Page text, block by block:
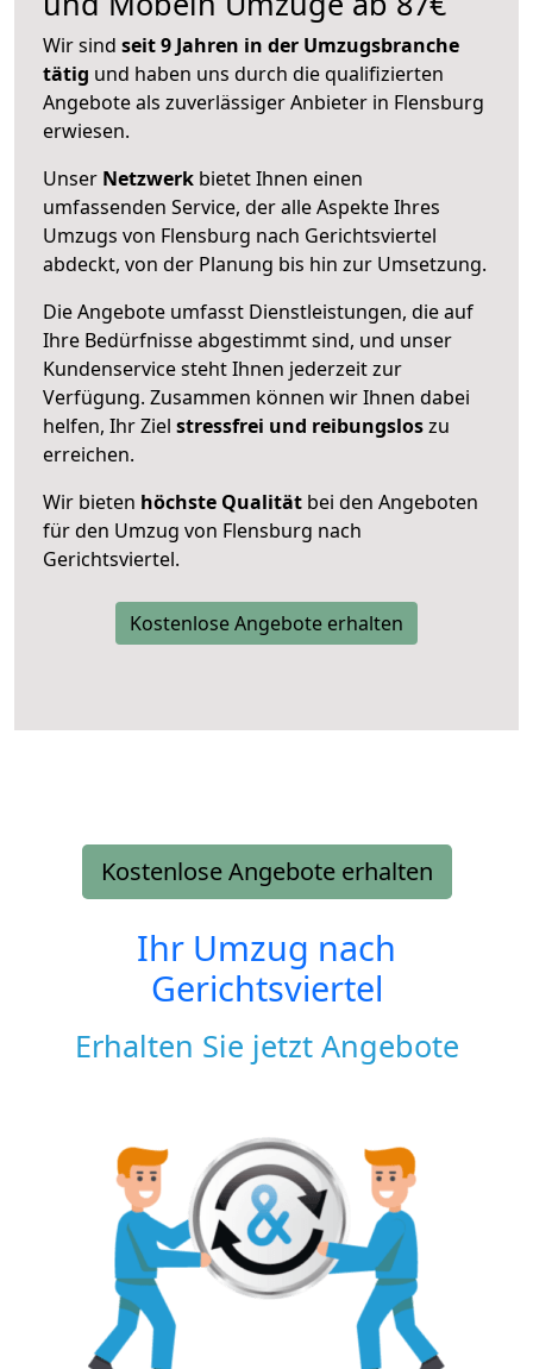
Wir sind seit 9 Jahren in der Umzugsbranche
tätig und haben uns durch die qualifizierten
Angebote als zuverlässiger Anbieter in Flensburg
erwiesen.
Unser Netzwerk bietet Ihnen einen
umfassenden Service, der alle Aspekte Ihres
Umzugs von Flensburg nach Gerichtsviertel
abdeckt, von der Planung bis hin zur Umsetzung.
Die Angebote umfasst Dienstleistungen, die auf
Ihre Bedürfnisse abgestimmt sind, und unser
Kundenservice steht Ihnen jederzeit zur
Verfügung. Zusammen können wir Ihnen dabei
helfen, Ihr Ziel stressfrei und reibungsloszu
erreichen.
Wir bieten höchste Qualität bei den Angeboten
für den Umzug von Flensburg nach
Gerichtsviertel.
Kostenlose Angebote erhalten
Kostenlose Angebote erhalten
Ihr Umzug nach
Gerichtsviertel
Erhalten Sie jetzt Angebote